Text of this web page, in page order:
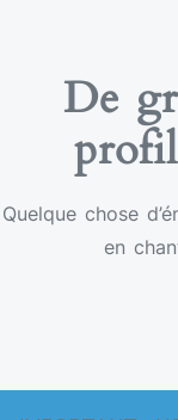
De
Quelque chose
en